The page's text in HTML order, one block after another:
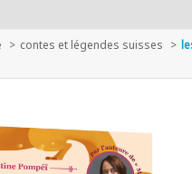
contes et légendes suisses